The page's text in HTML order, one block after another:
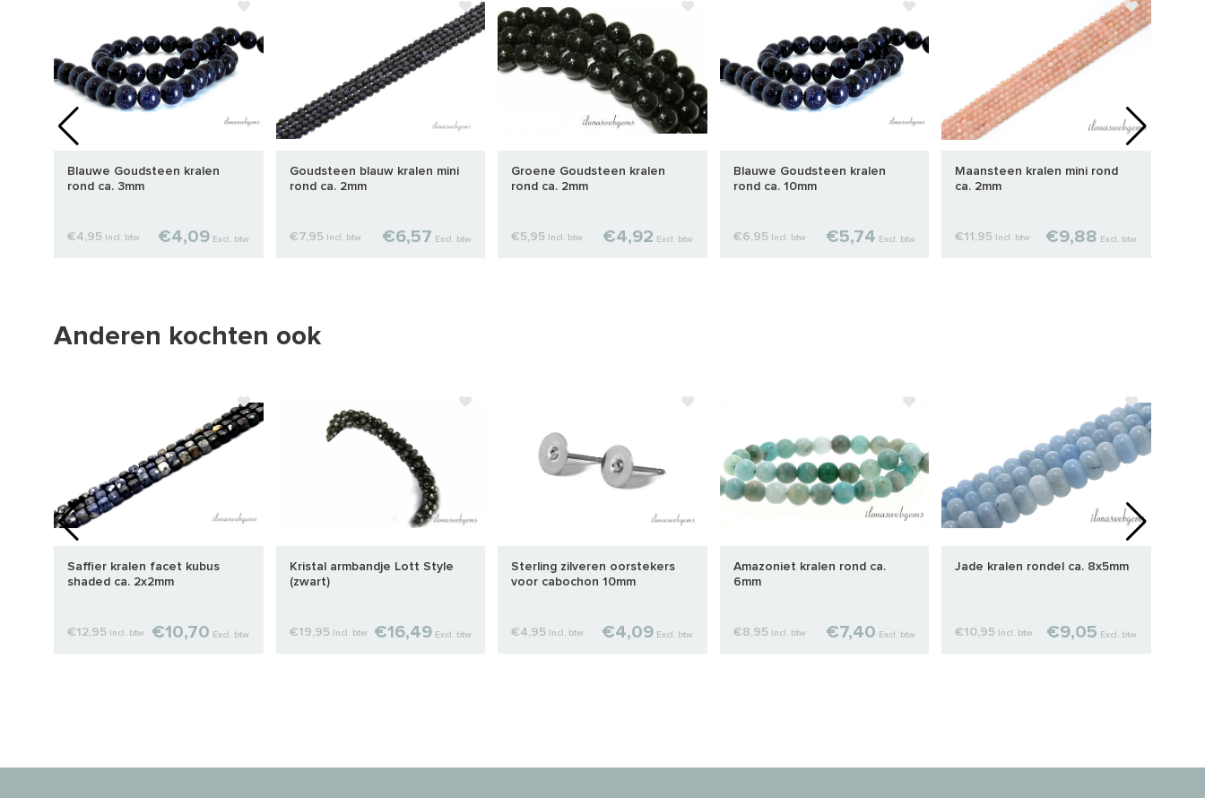
Blauwe Goudsteen kralen
rond ca. 3mm
€4,95 Incl. btw €4,09 Excl. btw
Goudsteen blauw kralen mini
rond ca. 2mm
€7,95 Incl. btw €6,57 Excl. btw
Groene Goudsteen kralen
rond ca. 2mm
€5,95 Incl. btw €4,92 Excl. btw
Blauwe Goudsteen kralen
rond ca. 10mm
€6,95 Incl. btw €5,74 Excl. btw
Maansteen kralen mini rond
ca. 2mm
€11,95 Incl. btw €9,88 Excl. btw
Anderen kochten ook
Saffier kralen facet kubus
shaded ca. 2x2mm
€12,95 Incl. btw €10,70 Excl. btw
Kristal armbandje Lott Style
(zwart)
€19,95 Incl. btw €16,49 Excl. btw
Sterling zilveren oorstekers
voor cabochon 10mm
€4,95 Incl. btw €4,09 Excl. btw
Amazoniet kralen rond ca.
6mm
€8,95 Incl. btw €7,40 Excl. btw
Jade kralen rondel ca. 8x5mm
€10,95 Incl. btw €9,05 Excl. btw